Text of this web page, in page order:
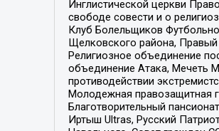
Инглистической церкви
свободе совести и о
Клуб Болельщиков
Щелковского района, Правый
Религиозное объединение
объединение Атака, Мечеть
противодействии
Молодежная правозащитная
Благотворительный
Иртыш Ultras, Русский